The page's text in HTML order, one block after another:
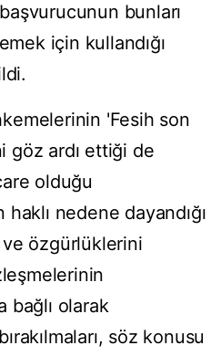
bunları
için kullandığı
'Fesih son
göz ardı ettiği de
olduğu
nedene dayandığı
özgürlüklerini
bağlı olarak
söz konusu